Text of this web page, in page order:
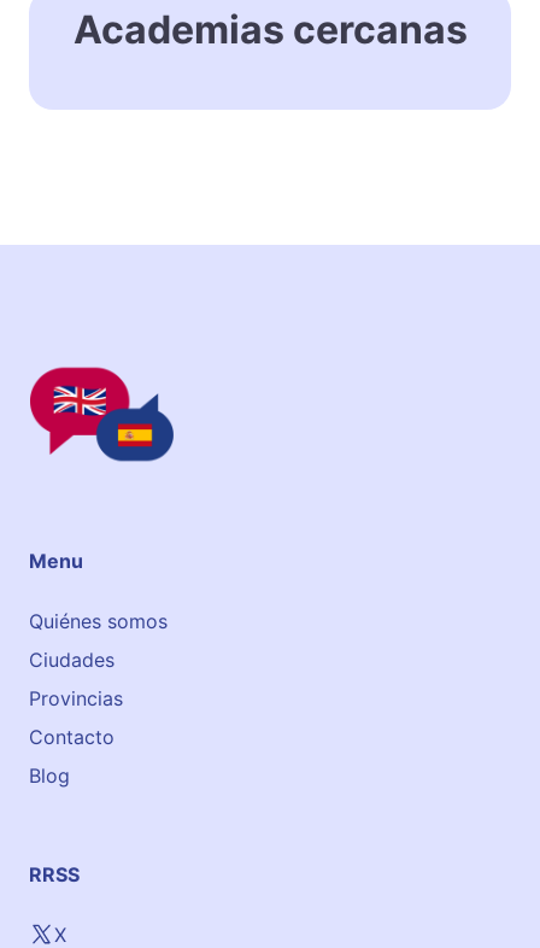
Academias cercanas
Menu
Quiénes somos
Ciudades
Provincias
Contacto
Blog
RRSS
X